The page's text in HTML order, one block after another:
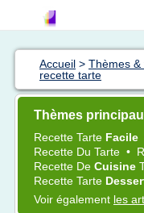
Accueil > Thèmes &
recette tarte
Thèmes
Recette Tarte Facile
Recette Du Tarte •
Recette De Cuisine
Recette Tarte
Voir également les